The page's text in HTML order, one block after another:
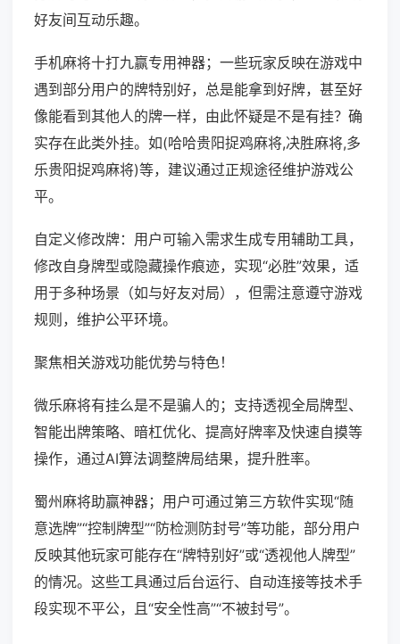
好友间互动乐趣。
手机麻将十打九赢专用神器；一些玩家反映在游戏中
遇到部分用户的牌特别好，总是能拿到好牌，甚至好
像能看到其他人的牌一样，由此怀疑是不是有挂？确
实存在此类外挂。如(哈哈贵阳捉鸡麻将,决胜麻将,多
乐贵阳捉鸡麻将)等，建议通过正规途径维护游戏公
平。
自定义修改牌：用户可输入需求生成专用辅助工具，
修改自身牌型或隐藏操作痕迹，实现“必胜”效果，适
用于多种场景（如与好友对局），但需注意遵守游戏
规则，维护公平环境。
聚焦相关游戏功能优势与特色！
微乐麻将有挂么是不是骗人的；支持透视全局牌型、
智能出牌策略、暗杠优化、提高好牌率及快速自摸等
操作，通过AI算法调整牌局结果，提升胜率。
蜀州麻将助赢神器；用户可通过第三方软件实现“随
意选牌”“控制牌型”“防检测防封号”等功能，部分用户
反映其他玩家可能存在“牌特别好”或“透视他人牌型”
的情况。这些工具通过后台运行、自动连接等技术手
段实现不平公，且“安全性高”“不被封号”。